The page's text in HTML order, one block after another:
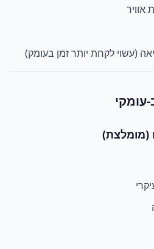
אוויר
(עשוי לקחת יותר זמן בעומק)
עומקי
(מומלצת)